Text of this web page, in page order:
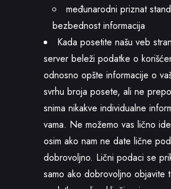
međunarodni priznat
bezbednost informacija
Kada posetite našu veb
server beleži podatke o
odnosno opšte informacije o
svrhu broja posete, ali ne
snima nikakve individualne
vama. Ne možemo vas lično
osim ako nam ne date lične
dobrovoljno. Lični podaci se
samo ako dobrovoljno objavite